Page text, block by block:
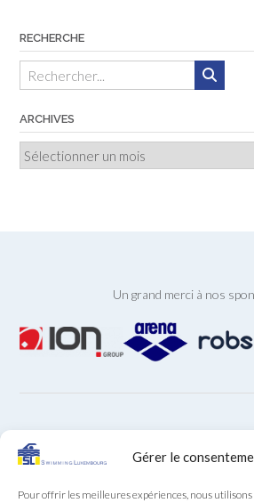
Gérer le
Pour offrir les meilleures expériences, nous utilisons
RECHERCHE
ARCHIVES
Archives
Un grand merci à nos
ARCHIVES